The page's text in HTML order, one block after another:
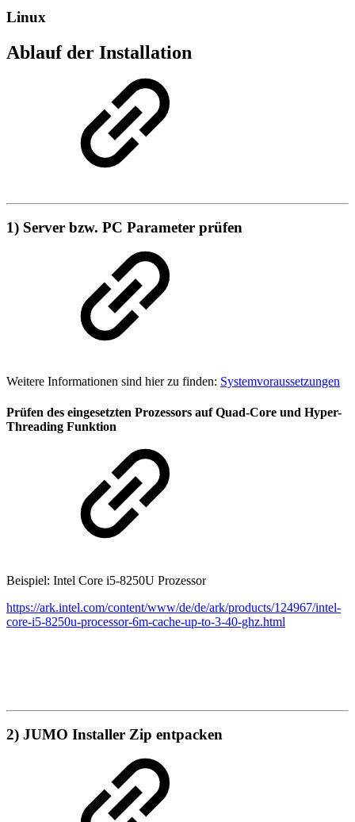
Linux
Ablauf der Installation
1) Server bzw. PC Parameter prüfen
Weitere Informationen sind hier zu finden: Systemvoraussetzungen
Prüfen des eingesetzten Prozessors auf Quad-Core und Hyper-
Threading Funktion
Beispiel: Intel Core i5-8250U Prozessor
https://ark.intel.com/content/www/de/de/ark/products/124967/intel-
core-i5-8250u-processor-6m-cache-up-to-3-40-ghz.html
2) JUMO Installer Zip entpacken